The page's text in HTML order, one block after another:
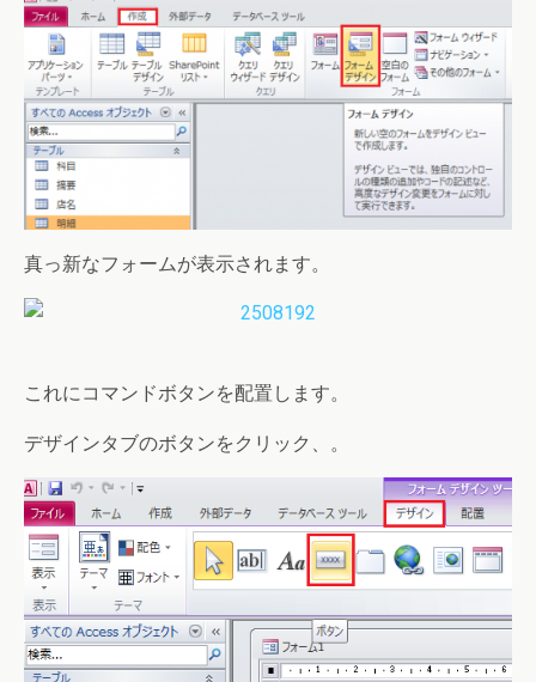
真っ新なフォームが表示されます。
これにコマンドボタンを配置します。
デザインタブのボタンをクリック、。